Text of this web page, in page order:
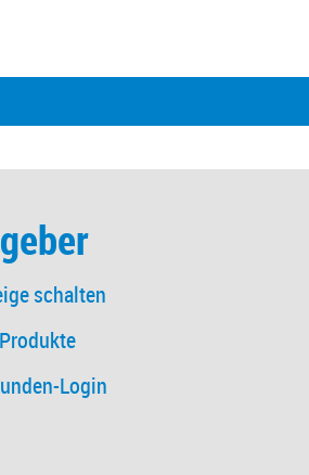
schalten
Login